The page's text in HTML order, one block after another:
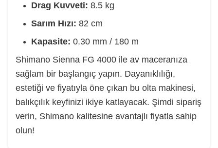
Drag Kuvveti: 8.5 kg
Sarım Hızı: 82 cm
Kapasite: 0.30 mm / 180 m
Shimano Sienna FG 4000 ile av maceranıza
sağlam bir başlangıç yapın. Dayanıklılığı,
estetiği ve fiyatıyla öne çıkan bu olta makinesi,
balıkçılık keyfinizi ikiye katlayacak. Şimdi sipariş
verin, Shimano kalitesine avantajlı fiyatla sahip
olun!